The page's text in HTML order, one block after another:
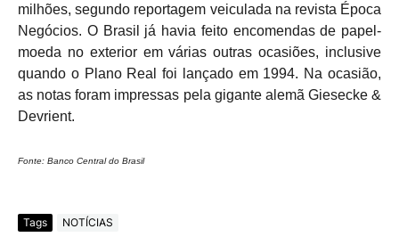
milhões, segundo reportagem veiculada na revista Época
Negócios. O Brasil já havia feito encomendas de papel-
moeda no exterior em várias outras ocasiões, inclusive
quando o Plano Real foi lançado em 1994. Na ocasião,
as notas foram impressas pela gigante alemã Giesecke &
Devrient.
Fonte: Banco Central do Brasil
Tags NOTÍCIAS